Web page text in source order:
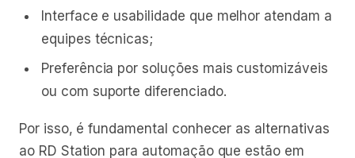
Interface e usabilidade que melhor atendam a
equipes técnicas;
Preferência por soluções mais customizáveis
ou com suporte diferenciado.
Por isso, é fundamental conhecer as alternativas
ao RD Station para automação que estão em